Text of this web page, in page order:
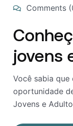
Comments
jovens
Você sabia
oportunidade
Jovens e